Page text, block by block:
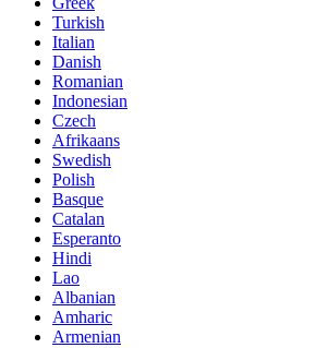
Turkish
Italian
Danish
Romanian
Indonesian
Czech
Afrikaans
Swedish
Polish
Basque
Catalan
Esperanto
Hindi
Lao
Albanian
Amharic
Armenian